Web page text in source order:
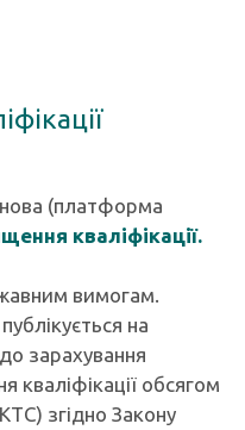
(платформа
кваліфікації.
вимогам.
на
зарахування
кваліфікації обсягом
згідно Закону